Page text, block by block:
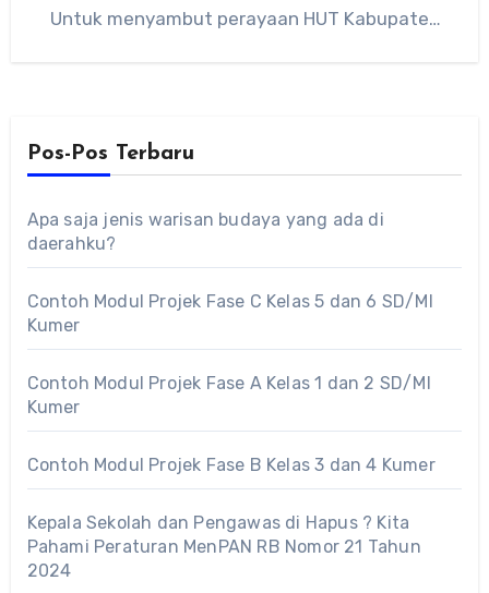
Untuk menyambut perayaan HUT Kabupaten
Pos-Pos Terbaru
Apa saja jenis warisan budaya yang ada di
daerahku?
Contoh Modul Projek Fase C Kelas 5 dan 6 SD/MI
Kumer
Contoh Modul Projek Fase A Kelas 1 dan 2 SD/MI
Kumer
Contoh Modul Projek Fase B Kelas 3 dan 4 Kumer
Kepala Sekolah dan Pengawas di Hapus ? Kita
Pahami Peraturan MenPAN RB Nomor 21 Tahun
2024